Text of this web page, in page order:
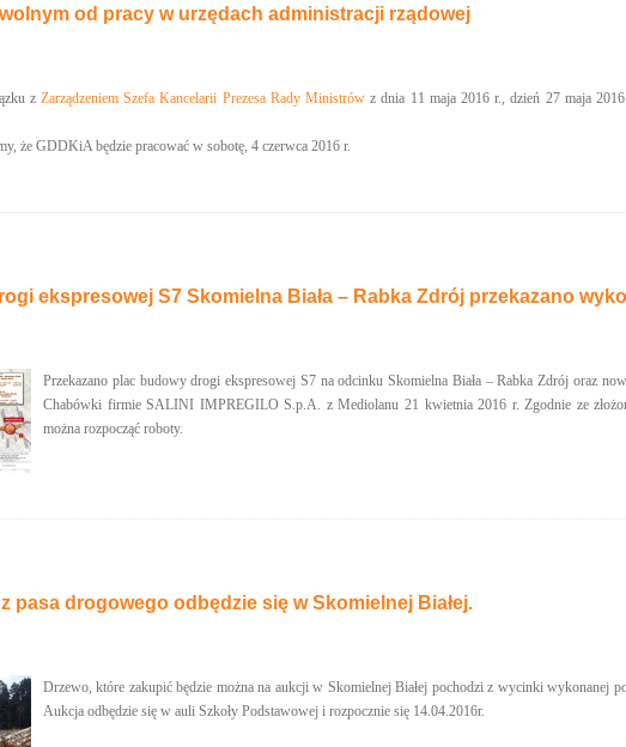
od pracy w urzędach administracji rządowej
z Zarządzeniem Szefa Kancelarii Prezesa Rady Ministrów z dnia 11 maja 2016 r., dzień 27 maja
że GDDKiA będzie pracować w sobotę, 4 czerwca 2016 r.
ekspresowej S7 Skomielna Biała – Rabka Zdrój przekazano
Przekazano plac budowy drogi ekspresowej S7 na odcinku Skomielna Biała – Rabka Zdrój oraz
Chabówki firmie SALINI IMPREGILO S.p.A. z Mediolanu 21 kwietnia 2016 r. Zgodnie ze
można rozpocząć roboty.
pasa drogowego odbędzie się w Skomielnej Białej.
Drzewo, które zakupić będzie można na aukcji w Skomielnej Białej pochodzi z wycinki wykonanej
Aukcja odbędzie się w auli Szkoły Podstawowej i rozpocznie się 14.04.2016r.